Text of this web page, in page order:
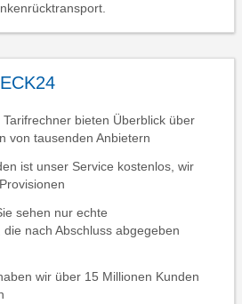
Tarifrechner bieten Überblick über
von tausenden Anbietern
ist unser Service kostenlos, wir
sehen nur echte
nach Abschluss abgegeben
wir über 15 Millionen Kunden